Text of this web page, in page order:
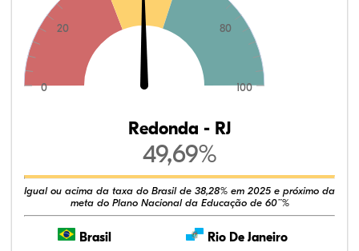
0
20 80
100
Redonda - RJ
49,69%
Igual ou acima da taxa do Brasil de 38,28% em 2025 e próximo da
meta do Plano Nacional da Educação de 60¨%
Brasil Rio De Janeiro